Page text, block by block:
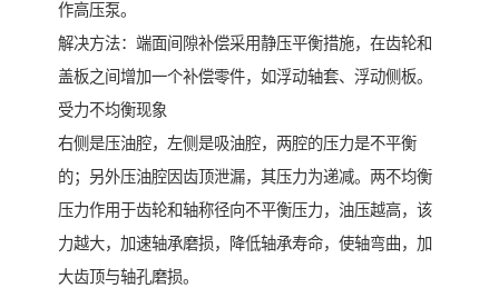
作高压泵。
解决方法：端面间隙补偿采用静压平衡措施，在齿轮和
盖板之间增加一个补偿零件，如浮动轴套、浮动侧板。
受力不均衡现象
右侧是压油腔，左侧是吸油腔，两腔的压力是不平衡
的；另外压油腔因齿顶泄漏，其压力为递减。两不均衡
压力作用于齿轮和轴称径向不平衡压力，油压越高，该
力越大，加速轴承磨损，降低轴承寿命，使轴弯曲，加
大齿顶与轴孔磨损。